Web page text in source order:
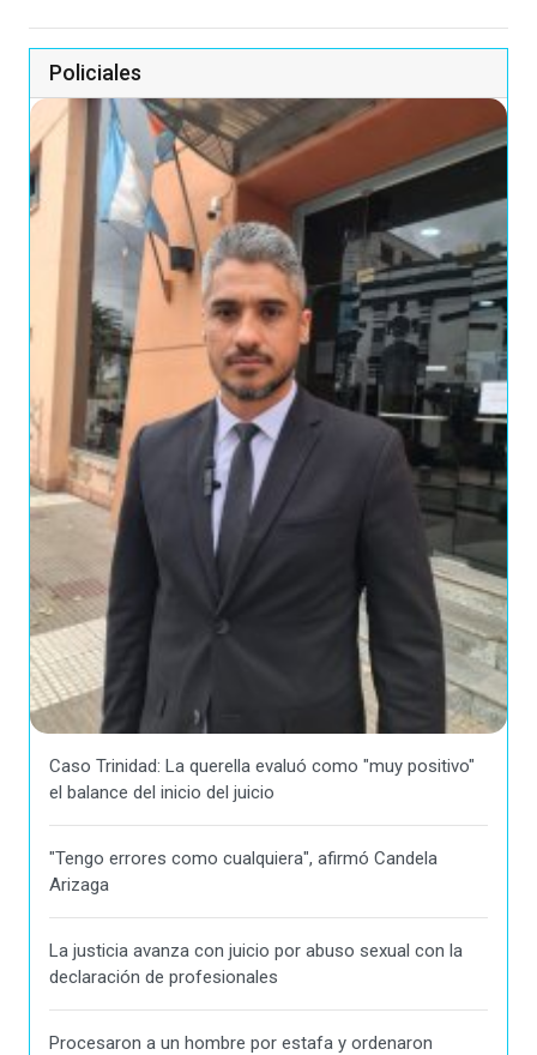
Policiales
Caso Trinidad: La querella evaluó como "muy positivo"
el balance del inicio del juicio
"Tengo errores como cualquiera", afirmó Candela
Arizaga
La justicia avanza con juicio por abuso sexual con la
declaración de profesionales
Procesaron a un hombre por estafa y ordenaron